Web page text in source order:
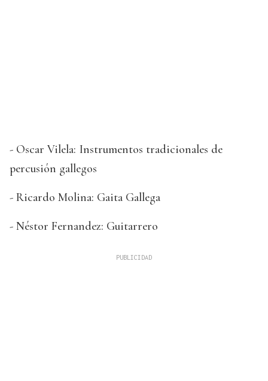
- Oscar Vilela: Instrumentos tradicionales de
percusión gallegos
- Ricardo Molina: Gaita Gallega
- Néstor Fernandez: Guitarrero